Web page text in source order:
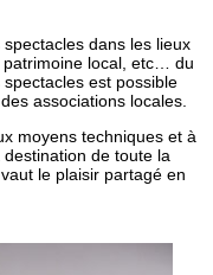
dans les lieux
patrimoine local, etc… du
est possible
associations locales.
moyens techniques et à
de toute la
le plaisir partagé en